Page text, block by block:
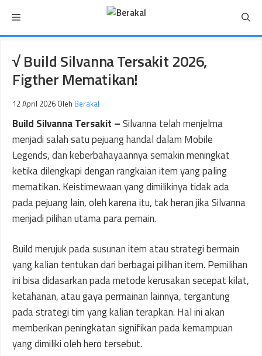
isi
Menu
√ Build Silvanna Tersakit 2026,
Figther Mematikan!
12 April 2026 Oleh Berakal
Build Silvanna Tersakit –Silvanna telah menjelma
menjadi salah satu pejuang handal dalam Mobile
Legends, dan keberbahayaannya semakin meningkat
ketika dilengkapi dengan rangkaian item yang paling
mematikan. Keistimewaan yang dimilikinya tidak ada
pada pejuang lain, oleh karena itu, tak heran jika Silvanna
menjadi pilihan utama para pemain.
Build merujuk pada susunan item atau strategi bermain
yang kalian tentukan dari berbagai pilihan item. Pemilihan
ini bisa didasarkan pada metode kerusakan secepat kilat,
ketahanan, atau gaya permainan lainnya, tergantung
pada strategi tim yang kalian terapkan. Hal ini akan
memberikan peningkatan signifikan pada kemampuan
yang dimiliki oleh hero tersebut.